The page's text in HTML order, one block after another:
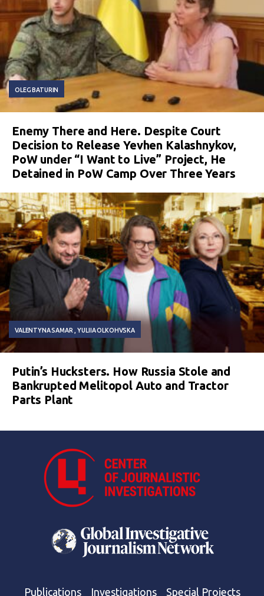
OLEG BATURIN
Enemy There and Here. Despite Court
Decision to Release Yevhen Kalashnykov,
PoW under “I Want to Live” Project, He
Detained in PoW Camp Over Three Years
VALENTYNA SAMAR YULIIA OLKOHVSKA
Putin’s Hucksters. How Russia Stole and
Bankrupted Melitopol Auto and Tractor
Parts Plant
Publications Investigations Special Projects